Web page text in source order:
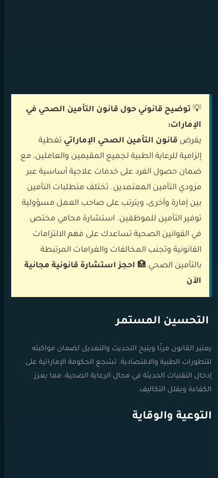
💡 توضيح قانوني حول قانون التأمين الصحي في
الإمارات:
يفرض قانون التأمين الصحي الإماراتي تغطية
إلزامية للرعاية الطبية لجميع المقيمين والعاملين، مع
ضمان حصول الفرد على خدمات علاجية أساسية عبر
مزودي التأمين المعتمدين. تختلف متطلبات التأمين
بين إمارة وأخرى، ويترتب على صاحب العمل مسؤولية
توفير التأمين للموظفين. استشارة محامي مختص
في القوانين الصحية تساعدك على فهم الالتزامات
القانونية وتجنب المخالفات والغرامات المرتبطة
بالتأمين الصحي.🏥 احجز استشارة قانونية مجانية
الآن
التحسين المستمر
يعتبر القانون مرنًا ويتيح التحديث والتعديل لضمان مواكبته
للتطورات الطبية والاقتصادية. تشجع الحكومة الإماراتية على
إدخال التقنيات الحديثة في مجال الرعاية الصحية، مما يعزز
الكفاءة ويقلل التكاليف.
التوعية والوقاية